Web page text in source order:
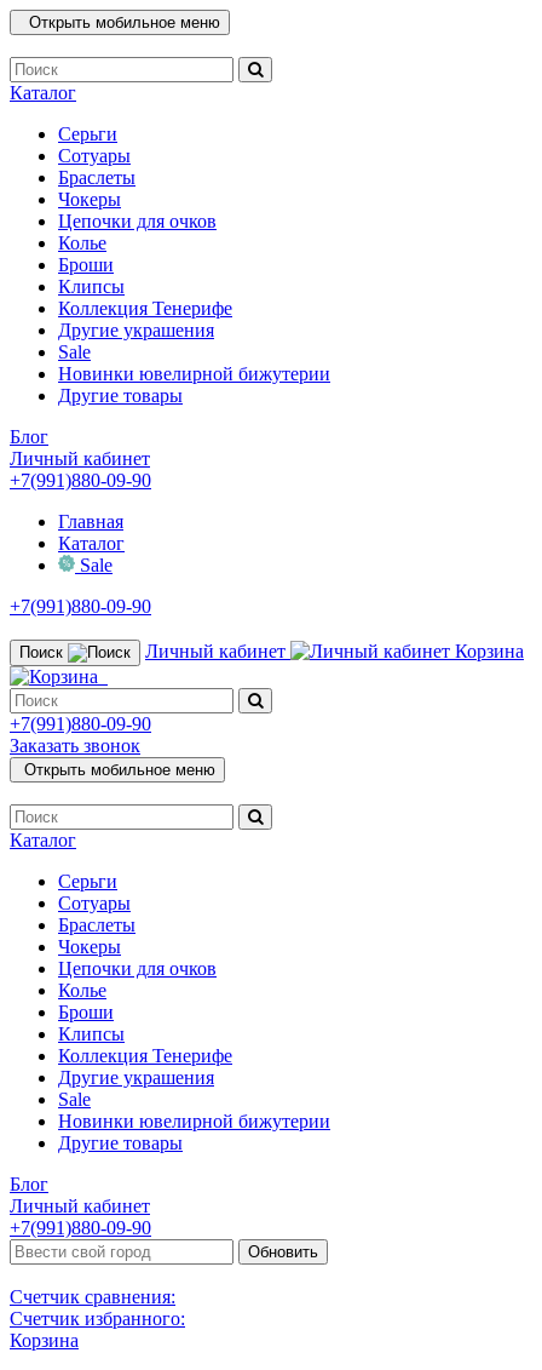
Открыть мобильное меню
Каталог
Серьги
Сотуары
Браслеты
Чокеры
Цепочки для очков
Колье
Броши
Клипсы
Коллекция Тенерифе
Другие украшения
Sale
Новинки ювелирной бижутерии
Другие товары
Блог
Личный кабинет
+7(991)880-09-90
Главная
Каталог
Sale
+7(991)880-09-90
Поиск Личный кабинет Корзина
+7(991)880-09-90
Заказать звонок
Открыть мобильное меню
Каталог
Серьги
Сотуары
Браслеты
Чокеры
Цепочки для очков
Колье
Броши
Клипсы
Коллекция Тенерифе
Другие украшения
Sale
Новинки ювелирной бижутерии
Другие товары
Блог
Личный кабинет
+7(991)880-09-90
Обновить
Счетчик сравнения:
Счетчик избранного:
Корзина